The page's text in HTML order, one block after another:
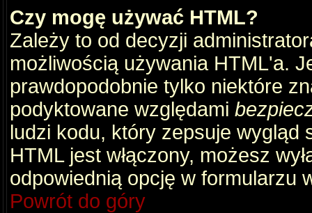
Czy mogę używać HTML?
Zależy to od decyzji
możliwością używania HTML'a.
prawdopodobnie tylko niektóre
podyktowane względami
ludzi kodu, który zepsuje wygląd
HTML jest włączony, możesz
odpowiednią opcję w formularzu
Powrót do góry